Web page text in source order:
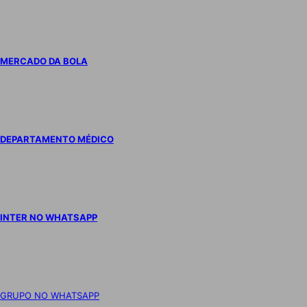
MERCADO DA BOLA
DEPARTAMENTO MÉDICO
INTER NO WHATSAPP
GRUPO NO WHATSAPP